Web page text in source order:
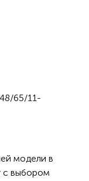
65/11-
модели в
с выбором